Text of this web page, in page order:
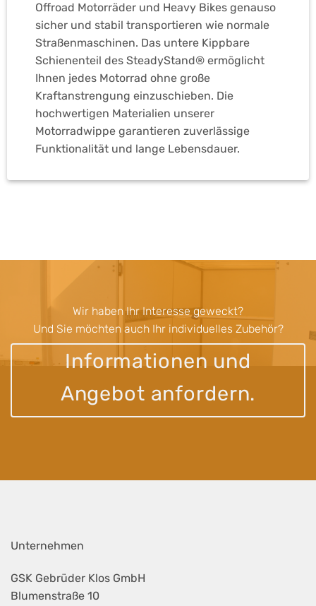
Offroad Motorräder und Heavy Bikes genauso
sicher und stabil transportieren wie normale
Straßenmaschinen. Das untere Kippbare
Schienenteil des SteadyStand® ermöglicht
Ihnen jedes Motorrad ohne große
Kraftanstrengung einzuschieben. Die
hochwertigen Materialien unserer
Motorradwippe garantieren zuverlässige
Funktionalität und lange Lebensdauer.
Wir haben Ihr Interesse geweckt?
Und Sie möchten auch Ihr individuelles Zubehör?
Informationen und
Angebot anfordern.
Unternehmen
GSK Gebrüder Klos GmbH
Blumenstraße 10